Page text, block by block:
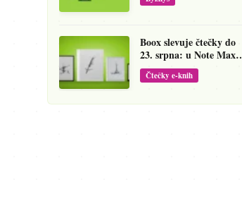
Boox slevuje čtečky do
23. srpna: u Note Maxu
jde cena dolů o 138 eur
Čtečky e-knih